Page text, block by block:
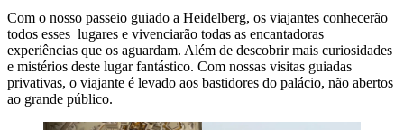
Com o nosso passeio guiado a Heidelberg, os viajantes conhecerão
todos esses lugares e vivenciarão todas as encantadoras
experiências que os aguardam. Além de descobrir mais curiosidades
e mistérios deste lugar fantástico. Com nossas visitas guiadas
privativas, o viajante é levado aos bastidores do palácio, não abertos
ao grande público.